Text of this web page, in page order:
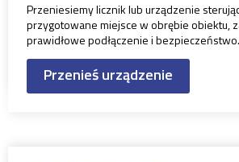
Przeniesiemy licznik lub urządzenie
przygotowane miejsce w obrębie obiektu,
prawidłowe podłączenie i bezpieczeństwo.
Przenieś urządzenie